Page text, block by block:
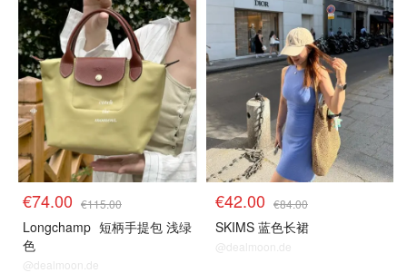
€74.00 €115.00
Longchamp 短柄手提包 浅绿
色
@dealmoon.de
€42.00 €84.00
SKIMS 蓝色长裙
@dealmoon.de